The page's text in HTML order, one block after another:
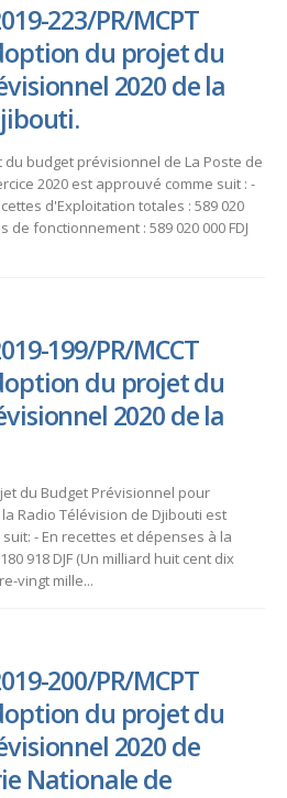
223/PR/MCPT
du projet du
2020 de la
du budget prévisionnel de La Poste de
2020 est approuvé comme suit : -
d'Exploitation totales : 589 020
de fonctionnement : 589 020 000 FDJ
199/PR/MCCT
du projet du
2020 de la
du Budget Prévisionnel pour
la Radio Télévision de Djibouti est
- En recettes et dépenses à la
918 DJF (Un milliard huit cent dix
vingt mille...
200/PR/MCPT
du projet du
2020 de
Nationale de